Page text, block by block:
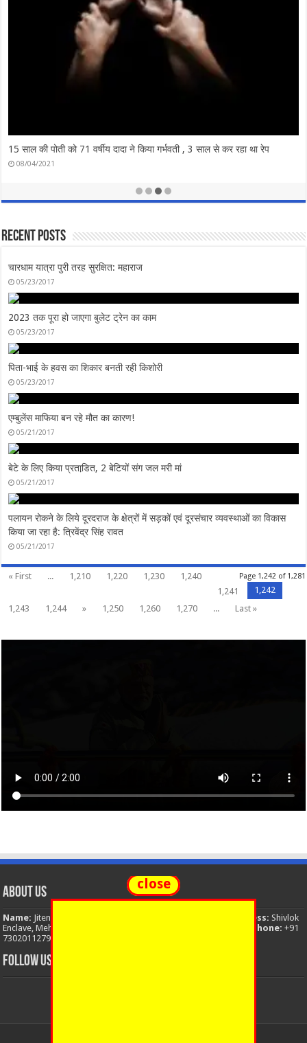
Recent Posts
चारधाम यात्रा पुरी तरह सुरक्षित: महाराज
05/23/2017
2023 तक पूरा हो जाएगा बुलेट ट्रेन का काम
05/23/2017
पिता-भाई के हवस का शिकार बनती रही किशोरी
05/23/2017
एम्बुलेंस माफिया बन रहे मौत का कारण!
05/21/2017
बेटे के लिए किया प्रताडि़त, 2 बेटियों संग जल मरी मां
05/21/2017
पलायन रोकने के लिये दूरदराज के क्षेत्रों में सड़कों एवं दूरसंचार व्यवस्थाओं का विकास
किया जा रहा है: त्रिवेंद्र सिंह रावत
05/21/2017
Page 1,242 of 1,281
« First ... 1,210 1,220 1,230
1,240
1,241
1,242
1,243
1,244 » 1,250 1,260 1,270 ... Last »
About Us
Name: Jitendra Singh Address: Shivlok
Enclave, Mehuwala Mafi, Dehradun, Uttarakhand, 248001, India
Phone: +91
7302011279
FOLLOW US
close